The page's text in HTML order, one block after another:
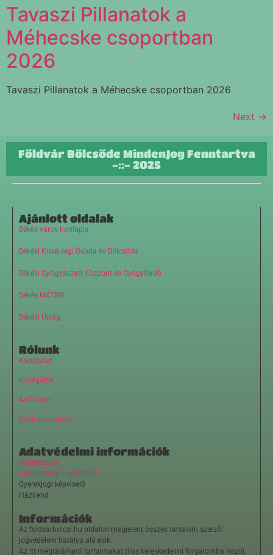
Tavaszi Pillanatok a
Méhecske csoportban
2026
Tavaszi Pillanatok a Méhecske csoportban 2026
Next →
Földvár Bölcsőde MindenJog Fenntartva
-::- 2025
Ajánlott oldalak
Békés város honlapja
Békési Kistérségi Óvoda és Bölcsőde
Békési Gyógyászati Központ és Gyógyfürdő
Békés MÁTRIX
Békési Újság
Rólunk
Kapcsolat
Kollégáink
Archívum
Dokumentumok
Adatvédelmi információk
Impresszum
Adatkezelési tájékoztató
Gyerekjogi képviselő
Házirend
Információk
Az foldvarbolcsi.hu oldalon megjelent összes tartalom szerzői
jogvédelem hatálya alá esik.
Az itt megtalálható tartalmakat tilos kereskedelmi forgalomba hozni,